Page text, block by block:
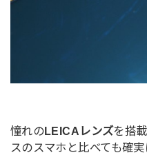
憧れのLEICAレンズを搭
スのスマホと比べても確